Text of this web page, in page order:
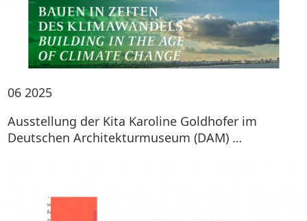
06 2025
Ausstellung der Kita Karoline Goldhofer im
Deutschen Architekturmuseum (DAM) …